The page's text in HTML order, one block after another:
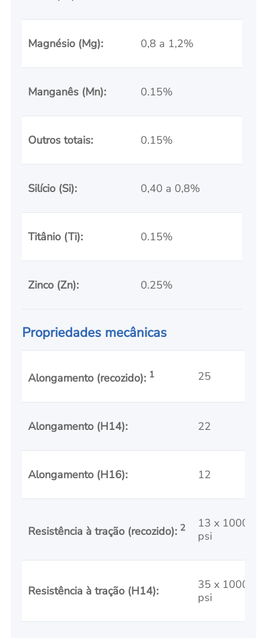
Magnésio (Mg): 0,8 a 1,2%
Manganês (Mn): 0.15%
Outros totais: 0.15%
Silício (Si): 0,40 a 0,8%
Titânio (Ti): 0.15%
Zinco (Zn): 0.25%
Propriedades mecânicas
Alongamento (recozido): 1 25
Alongamento (H14): 22
Alongamento (H16): 12
Resistência à tração (recozido): 2
13 x 1000
psi
Resistência à tração (H14):
35 x 1000
psi